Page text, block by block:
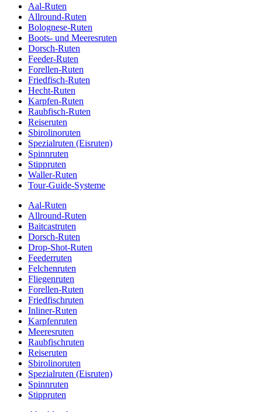
Aal-Ruten
Allround-Ruten
Bolognese-Ruten
Boots- und Meeresruten
Dorsch-Ruten
Feeder-Ruten
Forellen-Ruten
Friedfisch-Ruten
Hecht-Ruten
Karpfen-Ruten
Raubfisch-Ruten
Reiseruten
Sbirolinoruten
Spezialruten (Eisruten)
Spinnruten
Stippruten
Waller-Ruten
Tour-Guide-Systeme
Aal-Ruten
Allround-Ruten
Baitcastruten
Dorsch-Ruten
Drop-Shot-Ruten
Feederruten
Felchenruten
Fliegenruten
Forellen-Ruten
Friedfischruten
Inliner-Ruten
Karpfenruten
Meeresruten
Raubfischruten
Reiseruten
Sbirolinoruten
Spezialruten (Eisruten)
Spinnruten
Stippruten